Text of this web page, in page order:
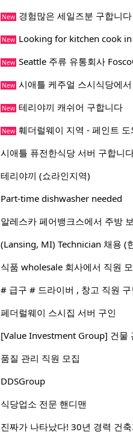
New 경험많은 세일즈분 구합니다
New Looking for kitchen cook in
New Seattle 주류 유통회사
New 시애틀 케주얼 스시식당에
New 테리야끼 캐쉬어 구합니다
New 훼더럴웨이 지역 - 페인트 도
시애틀 퓨전한식당 서버 구합니
테리야끼 (쇼라인지역)
Part-time dishwasher needed
알레스카 페어뱅크스에서 주방
(Lansing, MI) Technician 채용 (
식품 wholesale 회사에서 직원
# 급구 # 드라이버 , 창고 직원 구
페더럴웨이 스시집 서버 구인
[Value Investment Group] 건물
품질 관리 직원 모집
DDSGroup
식당업소 전문 핸디맨
진짜가 나타났다! 30년 경력 건